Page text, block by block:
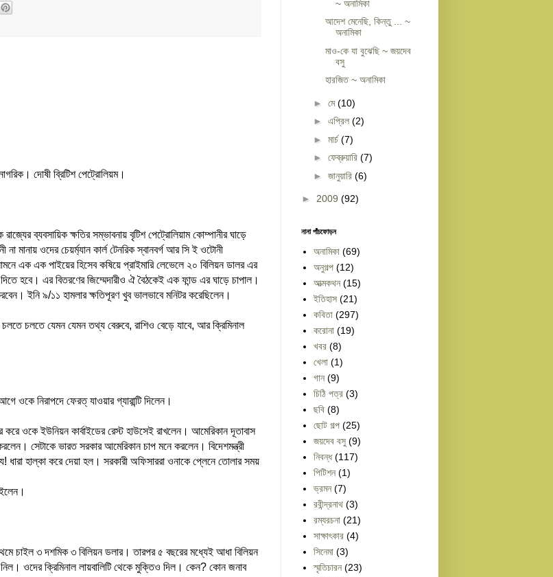
দোষী ব্রিটিশ পেট্রোলিয়ম।
ব্যবসায়িক ক্ষতির সম্ভাবনায় বৃটিশ পেট্রোলিয়াম কোম্পানীর ঘাড়ে
ওদের চেয়র্ম্যান কার্ল টেনরিক স্বানবর্গ আর সি ই ওটোনী
এক এক পাইয়ের হিসেব কষিয়ে প্রাইমারি লেভেলে ২০ বিলিয়ন ডালর এর
হবে। এর বিতরণের জিম্মেদারীও ঐ বৈঠকেই এক ফান্ড এর ঘাড়ে চাপাল।
ইনি ৯/১১ হামলার ক্ষতিপূরণ খুব ভালভাবে মনিটর করেছিলেন।
চলতে যেমন যেমন তথ্য বেরুবে, রাশিও বেড়ে যাবে, আর ক্রিমিনাল
ওকে নিরাপদে ফেরত্ যাওয়ার গ্যারান্টি দিলেন।
ওকে ইউনিয়ন কার্বাইডের রেস্ট হাউসেই রাখলেন। আমেরিকান দূতাবাস
সেটাকে ভারত সরকার আমেরিকান চাপ মনে করলেন। বিদেশমন্ত্রী
ধারা হাল্কা করে দেয়া হল। সরকারী অফিসাররা ওনাকে প্লেনে তোলার সময়
চাইল ৩ দশমিক ৩ বিলিয়ন ডলার। তারপর ৫ বছরের মধ্যেই আধা বিলিয়ন
ওদের ক্রিমিনাল লায়বালিটি থেকে মুক্তিও দিল। কেন? কোন জনাব
~ অনামিকা
আদেশ মেনেছি, কিন্তু ... ~
অনামিকা
মাও-কে যা বুঝেছি ~ জয়দেব
বসু
হারজিত ~ অনামিকা
► মে(10)
► এপ্রিল (2)
► মার্চ(7)
► ফেব্রুয়ারি (7)
► জানুয়ারি (6)
► 2009 (92)
নানা পাঁচফোড়ন
অনামিকা (69)
অনুগল্প (12)
আত্মকথন (15)
ইতিহাস (21)
কবিতা (297)
করোনা (19)
খবর (8)
খেলা (1)
গান (9)
চিঠি পত্র (3)
ছবি (8)
ছোট গল্প (25)
জয়দেব বসু (9)
নিবন্ধ (117)
পিটিশন (1)
ভ্রমন (7)
রবীন্দ্রনাথ (3)
রম্যরচনা (21)
সাক্ষাৎকার (4)
সিনেমা (3)
স্মৃতিচারন (23)